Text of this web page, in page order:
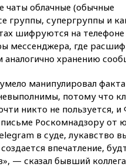
чаты облачные (обычные
группы, супергруппы и
шифруются на
мессенджера, где
аналогично хранению
манипулировал
потому что
никто не пользуется, и
Роскомнадзору от
в суде, лукавство
впечатление,
— сказал бывший